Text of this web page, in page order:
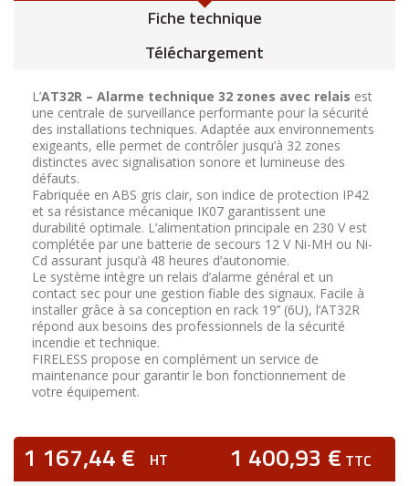
Fiche technique
Téléchargement
L’AT32R – Alarme technique 32 zones avec relais est
une centrale de surveillance performante pour la sécurité
des installations techniques. Adaptée aux environnements
exigeants, elle permet de contrôler jusqu’à 32 zones
distinctes avec signalisation sonore et lumineuse des
défauts.
Fabriquée en ABS gris clair, son indice de protection IP42
et sa résistance mécanique IK07 garantissent une
durabilité optimale. L’alimentation principale en 230 V est
complétée par une batterie de secours 12 V Ni-MH ou Ni-
Cd assurant jusqu’à 48 heures d’autonomie.
Le système intègre un relais d’alarme général et un
contact sec pour une gestion fiable des signaux. Facile à
installer grâce à sa conception en rack 19’’ (6U), l’AT32R
répond aux besoins des professionnels de la sécurité
incendie et technique.
FIRELESS propose en complément un service de
maintenance pour garantir le bon fonctionnement de
votre équipement.
1 167,44 € HT 1 400,93 € TTC